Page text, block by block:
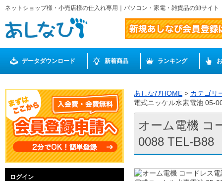
ネットショップ様・小売店様の仕入れ専用｜パソコン・家電・雑貨品の卸サイ
データダウンロード 新着商品 ランキング
ログイン
あしなびHOME > カテゴリ
電式ニッケル水素電池 05-
オーム電機 コ
0088 TEL-B88